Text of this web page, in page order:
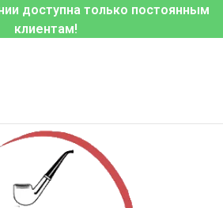
доступна только постоянным
клиентам!